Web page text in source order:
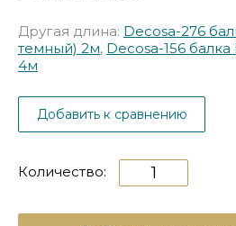
Другая длина: Decosa-276
темный) 2м, Decosa-156
4м
Добавить к сравнению
Количество: